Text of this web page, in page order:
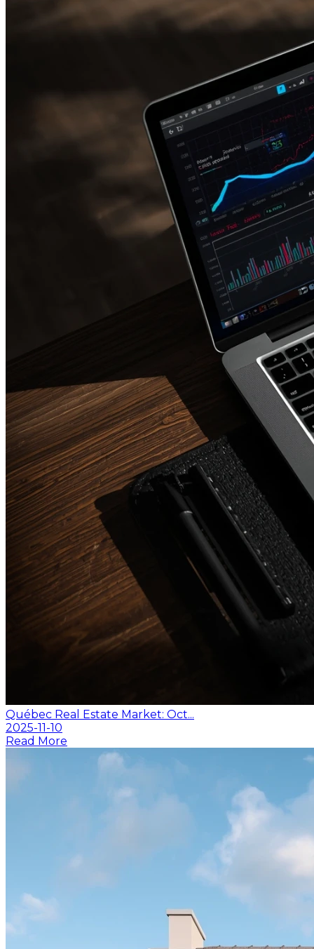
Québec Real Estate Market: Oct...
2025-11-10
Read More